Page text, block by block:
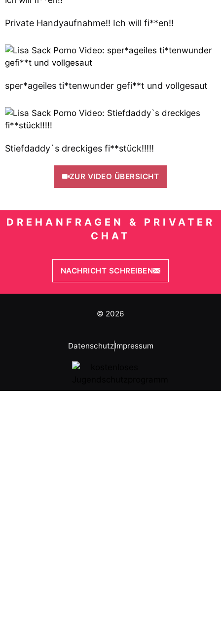
Private Handyaufnahme!! Ich will fi**en!!
sper*ageiles ti*tenwunder gefi**t und vollgesaut
Stiefdaddy`s dreckiges fi**stück!!!!!
ZUR VIDEO ÜBERSICHT
DREHANFRAGEN & PRIVATER
CHAT
NACHRICHT SCHREIBEN
© 2026
DatenschutzImpressum